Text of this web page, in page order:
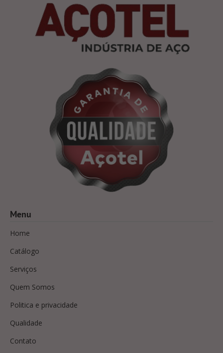
Menu
Home
Catálogo
Serviços
Quem Somos
Politica e privacidade
Qualidade
Contato